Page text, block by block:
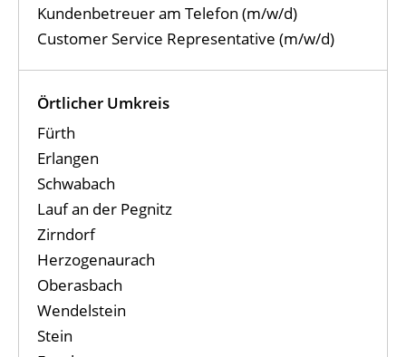
Kundenbetreuer am Telefon (m/w/d)
Customer Service Representative (m/w/d)
Örtlicher Umkreis
Fürth
Erlangen
Schwabach
Lauf an der Pegnitz
Zirndorf
Herzogenaurach
Oberasbach
Wendelstein
Stein